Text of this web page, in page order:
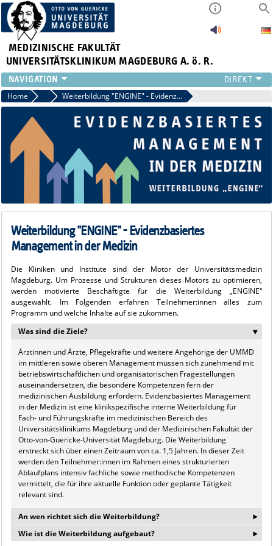
MEDIZINISCHE FAKULTÄT
UNIVERSITÄTSKLINIKUM MAGDEBURG A. ö. R.
INSTITUTE
KLINIKEN
ZENTRALE EINRICHTUNGEN
FORSCHUNG
PRESSE
ÜBER UNS
INTERNATIONAL
Home Führungskräfteentwicklung Weiterbildung "ENGINE" - Evidenzbasiertes Management in der Medizin
Weiterbildung "ENGINE" - Evidenzbasiertes
Management in der Medizin
Die Kliniken und Institute sind der Motor der Universitätsmedizin
Magdeburg. Um Prozesse und Strukturen dieses Motors zu optimieren,
werden motivierte Beschäftigte für die Weiterbildung „ENGINE“
ausgewählt. Im Folgenden erfahren Teilnehmer:innen alles zum
Programm und welche Inhalte auf sie zukommen.
Was sind die Ziele?
‣
Ärztinnen und Ärzte, Pflegekräfte und weitere Angehörige der UMMD
im mittleren sowie oberen Management müssen sich zunehmend mit
betriebswirtschaftlichen und organisatorischen Fragestellungen
auseinandersetzen, die besondere Kompetenzen fern der
medizinischen Ausbildung erfordern. Evidenzbasiertes Management
in der Medizin ist eine klinikspezifische interne Weiterbildung für
Fach- und Führungskräfte im medizinischen Bereich des
Universitätsklinikums Magdeburg und der Medizinischen Fakultät der
Otto-von-Guericke-Universität Magdeburg. Die Weiterbildung
erstreckt sich über einen Zeitraum von ca. 1,5 Jahren. In dieser Zeit
werden den Teilnehmer:innen im Rahmen eines strukturierten
Ablaufplans intensiv fachliche sowie methodische Kompetenzen
vermittelt, die für ihre aktuelle Funktion oder geplante Tätigkeit
relevant sind.
An wen richtet sich die Weiterbildung? ‣
Die Weiterbildung richtet sich vorranging an angehende sowie
Wie ist die Weiterbildung aufgebaut? ‣